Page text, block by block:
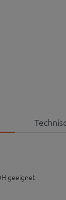
geeignet